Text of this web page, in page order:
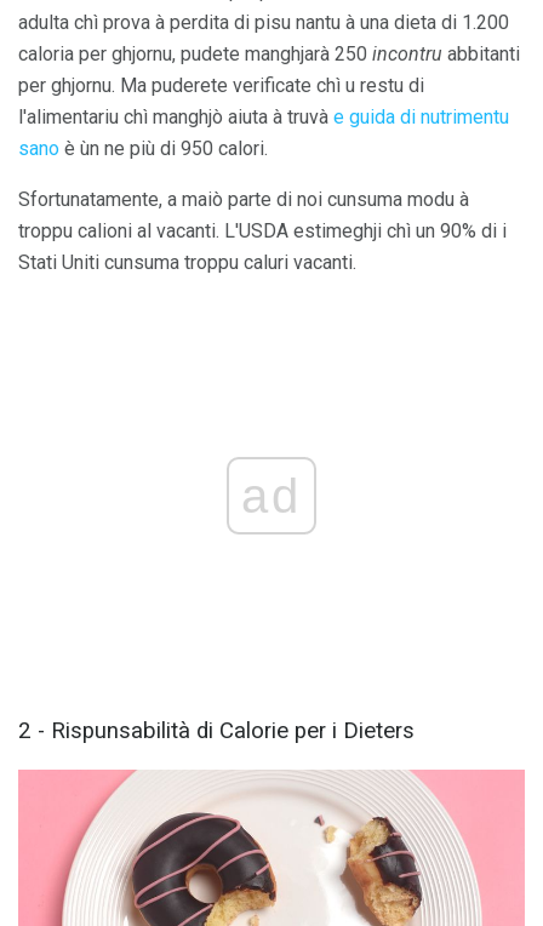
adulta chì prova à perdita di pisu nantu à una dieta di 1.200
caloria per ghjornu, pudete manghjarà 250 incontru abbitanti
per ghjornu. Ma puderete verificate chì u restu di
l'alimentariu chì manghjò aiuta à truvà e guida di nutrimentu
sano è ùn ne più di 950 calori.
Sfortunatamente, a maiò parte di noi cunsuma modu à
troppu calioni al vacanti. L'USDA estimeghji chì un 90% di i
Stati Uniti cunsuma troppu caluri vacanti.
ad
2 - Rispunsabilità di Calorie per i Dieters